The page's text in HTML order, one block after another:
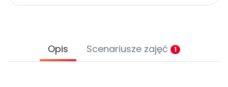
Opis Scenariusze zajęć 1